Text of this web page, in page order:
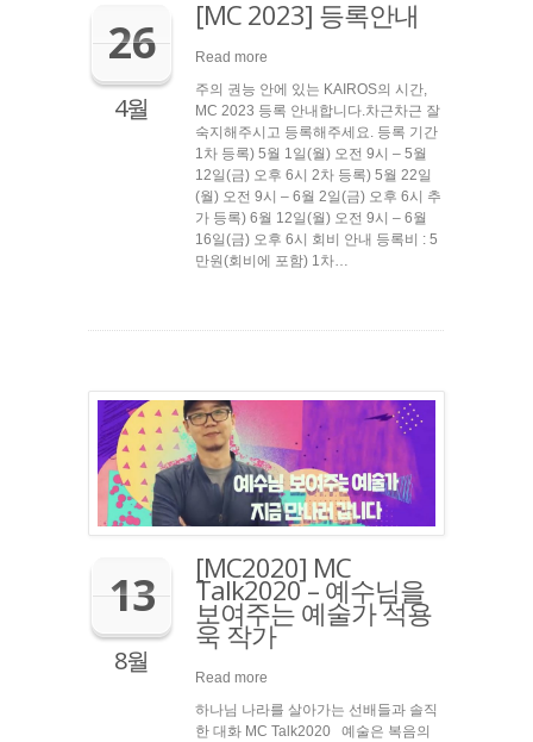
26
4월
[MC 2023] 등록안내
Read more
주의 권능 안에 있는 KAIROS의 시간,
MC 2023 등록 안내합니다.차근차근 잘
숙지해주시고 등록해주세요. 등록 기간
1차 등록) 5월 1일(월) 오전 9시 – 5월
12일(금) 오후 6시 2차 등록) 5월 22일
(월) 오전 9시 – 6월 2일(금) 오후 6시 추
가 등록) 6월 12일(월) 오전 9시 – 6월
16일(금) 오후 6시 회비 안내 등록비 : 5
만원(회비에 포함) 1차…
13
8월
[MC2020] MC
Talk2020 – 예수님을
보여주는 예술가 석용
욱 작가
Read more
하나님 나라를 살아가는 선배들과 솔직
한 대화 MC Talk2020 예술은 복음의